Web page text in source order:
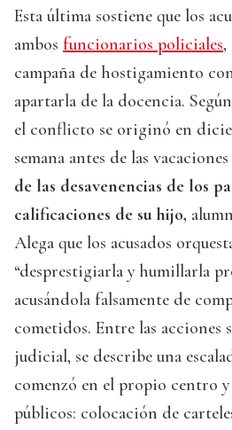
Esta última sostiene que los
ambos funcionarios policiales,
campaña de hostigamiento
apartarla de la docencia.
el conflicto se originó en
semana antes de las
de las desavenencias de los
calificaciones de su hijo,
Alega que los acusados
“desprestigiarla y humillarla
acusándola falsamente de
cometidos. Entre las acciones
judicial, se describe una
comenzó en el propio centro
públicos: colocación de